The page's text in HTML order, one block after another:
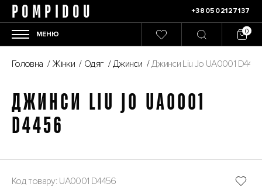
POMPIDOU +380502127137
МЕНЮ
Головна / Жінки / Одяг / Джинси / Джинси Liu Jo UA0001
ДЖИНСИ LIU JO UA0001
D4456
Код товару: UA0001 D4456